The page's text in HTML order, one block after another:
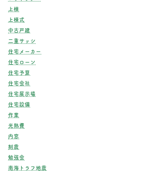
上棟
上棟式
中古戸建
二重サッシ
住宅メーカー
住宅ローン
住宅予算
住宅会社
住宅展示場
住宅設備
作業
光熱費
内窓
制震
勉強会
南海トラフ地震